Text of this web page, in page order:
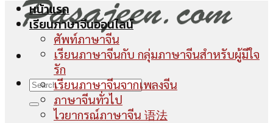
หน้าแรก
เรียนภาษาจีนออนไลน์
ศัพท์ภาษาจีน
เรียนภาษาจีนกับ กลุ่มภาษาจีนสำหรับผู้มีใจ
รัก
เรียนภาษาจีนจากเพลงจีน
ภาษาจีนทั่วไป
ไวยากรณ์ภาษาจีน 语法